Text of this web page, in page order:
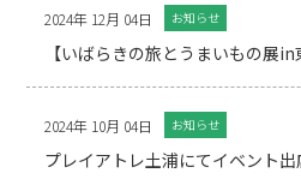
2024年 12月 04日 お知らせ
【いばらきの旅とうまいもの展
2024年 10月 04日 お知らせ
プレイアトレ土浦にてイベント